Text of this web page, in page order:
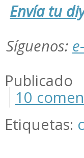
Envía tu
Síguenos:
10
Etiquetas: